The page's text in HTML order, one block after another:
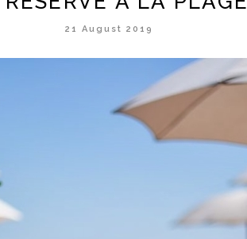
21 August 2019